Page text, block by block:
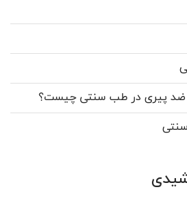
ضد پیری در طب سنتی چیست؟